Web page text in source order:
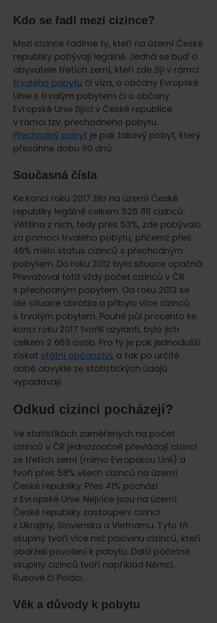
Kdo se řadí mezi cizince?
Mezi cizince řadíme ty, kteří na území České
republiky pobývají legálně. Jedná se buď o
obyvatele třetích zemí, kteří zde žijí v rámci
trvalého pobytu či víza, o občany Evropské
Unie s trvalým pobytem či o občany
Evropské Unie žijící v České republice
v rámci tzv. přechodného pobytu.
Přechodný pobyt je pak takový pobyt, který
přesáhne dobu 90 dnů.
Současná čísla
Ke konci roku 2017 žilo na území České
republiky legálně celkem 526 811 cizinců.
Většina z nich, tedy přes 53%, zde pobývalo
za pomoci trvalého pobytu, přičemž přes
46% mělo status cizinců s přechodným
pobytem. Do roku 2012 byla situace opačná.
Převažoval totiž vždy počet cizinců v ČR
s přechodným pobytem. Od roku 2013 se
ale situace obrátila a přibylo více cizinců
s trvalým pobytem. Pouhé půl procento ke
konci roku 2017 tvořili azylanti, bylo jich
celkem 2 669 osob. Pro ty je pak jednodušší
získat státní občanství, a tak po určité
době obvykle ze statistických údajů
vypadávají.
Odkud cizinci pocházejí?
Ve statistikách zaměřených na počet
cizinců v ČR jednoznačně převládají cizinci
ze třetích zemí (mimo Evropskou Unii) a
tvoří přes 58% všech cizinců na území
České republiky. Přes 41% pochází
z Evropské Unie. Nejvíce jsou na území
České republiky zastoupeni cizinci
z Ukrajiny, Slovenska a Vietnamu. Tyto tři
skupiny tvoří více než polovinu cizinců, kteří
obdrželi povolení k pobytu. Další početné
skupiny cizinců tvoří například Němci,
Rusové či Poláci.
Věk a důvody k pobytu